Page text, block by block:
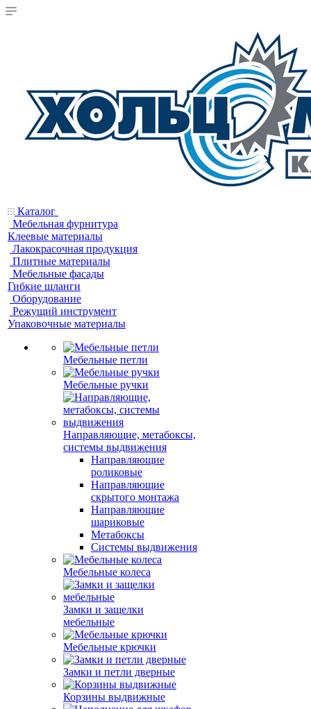
Каталог
Мебельная фурнитура
Клеевые материалы
Лакокрасочная продукция
Плитные материалы
Мебельные фасады
Гибкие шланги
Оборудование
Режущий инструмент
Упаковочные материалы
Мебельные петли
Мебельные ручки
Направляющие, метабоксы,
системы выдвижения
Направляющие
роликовые
Направляющие
скрытого монтажа
Направляющие
шариковые
Метабоксы
Системы выдвижения
Мебельные колеса
Замки и защелки
мебельные
Мебельные крючки
Замки и петли дверные
Корзины выдвижные